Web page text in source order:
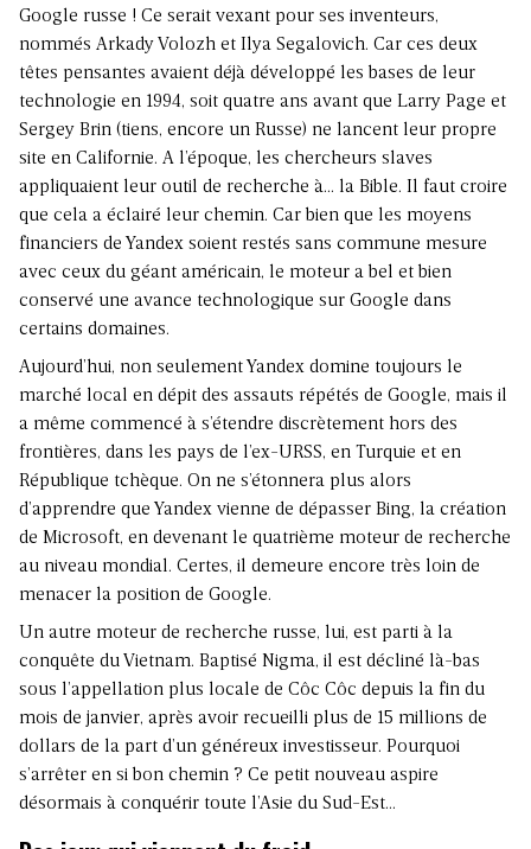
Google russe ! Ce serait vexant pour ses inventeurs,
nommés Arkady Volozh et Ilya Segalovich. Car ces deux
têtes pensantes avaient déjà développé les bases de leur
technologie en 1994, soit quatre ans avant que Larry Page et
Sergey Brin (tiens, encore un Russe) ne lancent leur propre
site en Californie. A l’époque, les chercheurs slaves
appliquaient leur outil de recherche à… la Bible. Il faut croire
que cela a éclairé leur chemin. Car bien que les moyens
financiers de Yandex soient restés sans commune mesure
avec ceux du géant américain, le moteur a bel et bien
conservé une avance technologique sur Google dans
certains domaines.
Aujourd’hui, non seulement Yandex domine toujours le
marché local en dépit des assauts répétés de Google, mais il
a même commencé à s’étendre discrètement hors des
frontières, dans les pays de l’ex-URSS, en Turquie et en
République tchèque. On ne s’étonnera plus alors
d’apprendre que Yandex vienne de dépasser Bing, la création
de Microsoft, en devenant le quatrième moteur de recherche
au niveau mondial. Certes, il demeure encore très loin de
menacer la position de Google.
Un autre moteur de recherche russe, lui, est parti à la
conquête du Vietnam. Baptisé Nigma, il est décliné là-bas
sous l’appellation plus locale de Côc Côc depuis la fin du
mois de janvier, après avoir recueilli plus de 15 millions de
dollars de la part d’un généreux investisseur. Pourquoi
s’arrêter en si bon chemin ? Ce petit nouveau aspire
désormais à conquérir toute l’Asie du Sud-Est…